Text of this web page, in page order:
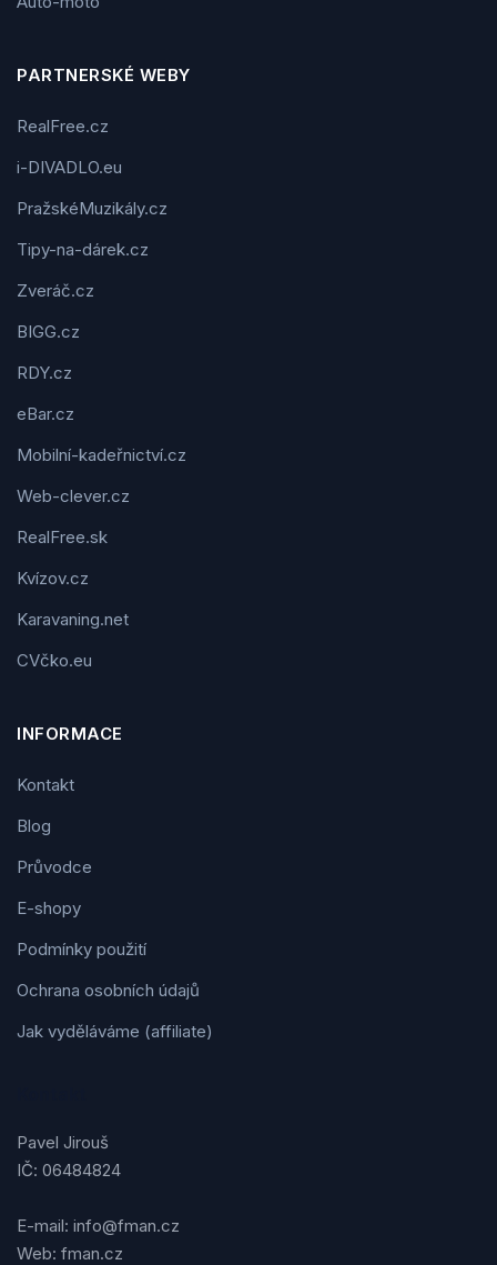
PARTNERSKÉ WEBY
RealFree.cz
i-DIVADLO.eu
PražskéMuzikály.cz
Tipy-na-dárek.cz
Zveráč.cz
BIGG.cz
RDY.cz
eBar.cz
Mobilní-kadeřnictví.cz
Web-clever.cz
RealFree.sk
Kvízov.cz
Karavaning.net
CVčko.eu
INFORMACE
Kontakt
Blog
Průvodce
E-shopy
Podmínky použití
Ochrana osobních údajů
Jak vyděláváme (affiliate)
Pavel Jirouš
IČ: 06484824
E-mail: info@fman.cz
Web: fman.cz